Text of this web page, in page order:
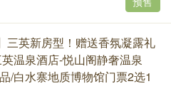
三英新房型！赠送香氛凝露礼
温泉酒店-悦山阁静奢温泉
/白水寨地质博物馆门票2选1